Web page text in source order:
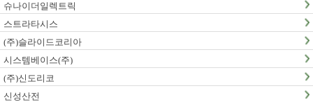
슈나이더일렉트릭
스트라타시스
(주)슬라이드코리아
시스템베이스(주)
(주)신도리코
신성산전